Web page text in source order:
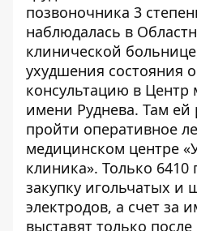
позвоночника 3
наблюдалась в
клинической
ухудшения состояния
консультацию в Центр
имени Руднева. Там ей
пройти оперативное
медицинском центре
клиника». Только 6410
закупку игольчатых и
электродов, а счет за
выставят только